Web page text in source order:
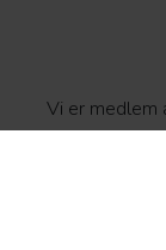
Vi er medlem
hinandens